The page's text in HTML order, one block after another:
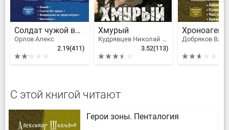
Солдат чужой войны
Орлов Алекс
2.19(411)
Хмурый
Кудрявцев Николай Федорович
3.52(113)
С этой книгой читают
Герои зоны. Пенталогия